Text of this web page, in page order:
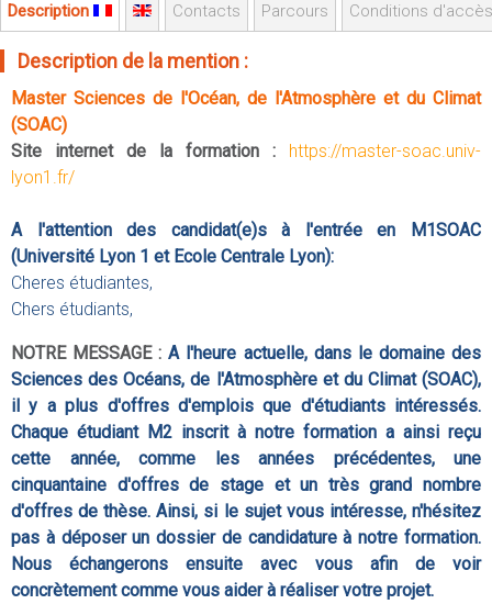
Sportives)
UFR Biosciences (Biologie, Biochimie)
GEP (Génie Electrique des Procédés - Département composante)
Informatique (Département Composante)
Mécanique (Département composante)
Fermer
Plan et accès
OUTILS
Intranet des personnels
Moodle
Stage et emploi
Portefeuille d'Expériences et
de Compétences
Description Contacts Parcours Conditions
Description de la mention :
Master Sciences de l'Océan, de l'Atmosphère et du Climat
(SOAC)
Site internet de la formation : https://master-soac.univ-
lyon1.fr/
A l'attention des candidat(e)s à l'entrée en M1SOAC
(Université Lyon 1 et Ecole Centrale Lyon):
Cheres étudiantes,
Chers étudiants,
NOTRE MESSAGE :A l'heure actuelle, dans le domaine des
Sciences des Océans, de l'Atmosphère et du Climat (SOAC),
il y a plus d'offres d'emplois que d'étudiants intéressés.
Chaque étudiant M2 inscrit à notre formation a ainsi reçu
cette année, comme les années précédentes, une
cinquantaine d'offres de stage et un très grand nombre
d'offres de thèse. Ainsi, si le sujet vous intéresse, n'hésitez
pas à déposer un dossier de candidature à notre formation.
Nous échangerons ensuite avec vous afin de voir
concrètement comme vous aider à réaliser votre projet.